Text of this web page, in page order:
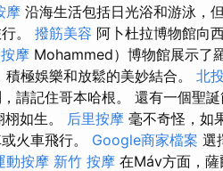
摩 沿海生活包括日光浴和游泳，
。 撥筋美容 阿卜杜拉博物館向
摩 Mohammed）博物館展示了
極娛樂和放鬆的美妙結合。 北
請記住哥本哈根。 還有一個聖
如生。 后里按摩 毫不奇怪，如
火車飛行。 Google商家檔案 選
動按摩 新竹 按摩 在Máv方面，